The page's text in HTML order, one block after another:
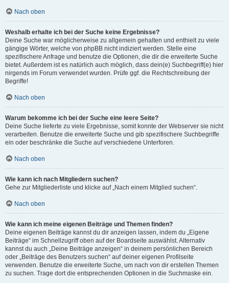
Nach oben
Weshalb erhalte ich bei der Suche keine Ergebnisse?
Deine Suche war möglicherweise zu allgemein gehalten und enthielt zu viele
gängige Wörter, welche von phpBB nicht indiziert werden. Stelle eine
spezifischere Anfrage und benutze die Optionen, die dir die erweiterte Suche
bietet. Außerdem ist es natürlich auch möglich, dass dein(e) Suchbegriff(e) hier
nirgends im Forum verwendet wurden. Prüfe ggf. die Rechtschreibung der
Begriffe!
Nach oben
Warum bekomme ich bei der Suche eine leere Seite?
Deine Suche lieferte zu viele Ergebnisse, somit konnte der Webserver sie nicht
verarbeiten. Benutze die erweiterte Suche und gib spezifischere Suchbegriffe
ein oder beschränke die Suche auf verschiedene Unterforen.
Nach oben
Wie kann ich nach Mitgliedern suchen?
Gehe zur Mitgliederliste und klicke auf „Nach einem Mitglied suchen“.
Nach oben
Wie kann ich meine eigenen Beiträge und Themen finden?
Deine eigenen Beiträge kannst du dir anzeigen lassen, indem du „Eigene
Beiträge“ im Schnellzugriff oben auf der Boardseite auswählst. Alternativ
kannst du auch „Deine Beiträge anzeigen“ in deinem persönlichen Bereich
oder „Beiträge des Benutzers suchen“ auf deiner eigenen Profilseite
verwenden. Benutze die erweiterte Suche, um nach von dir erstellen Themen
zu suchen. Trage dort die entsprechenden Optionen in die Suchmaske ein.